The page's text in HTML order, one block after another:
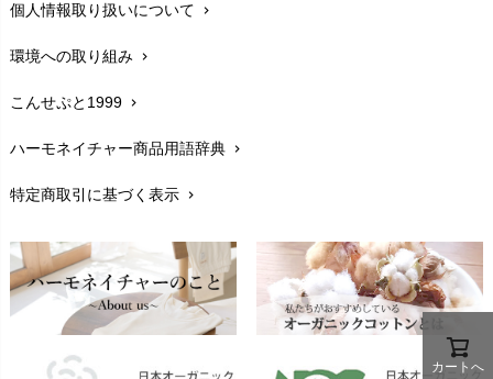
カートへ
サイズ・寸法chevron_right
生地・素材chevron_right
お手入れについて
レビューを書こうchevron_right
返品交換chevron_right
FAXでのご注文
お問い合わせchevron_right
個人情報取り扱いについて chevron_right
環境への取り組み chevron_right
こんせぷと1999 chevron_right
ハーモネイチャー商品用語辞典 chevron_right
特定商取引に基づく表示 chevron_right